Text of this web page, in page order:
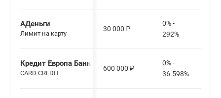
АДеньги
Лимит на карту
30 000 ₽
0% -
292%
Кредит Европа Банк
CARD CREDIT
600 000 ₽
0% -
36.598%